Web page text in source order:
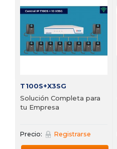
T100S+X3SG
Solución Completa para
tu Empresa
Precio: Registrarse